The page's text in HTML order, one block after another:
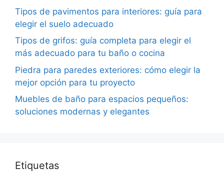
Tipos de pavimentos para interiores: guía para
elegir el suelo adecuado
Tipos de grifos: guía completa para elegir el
más adecuado para tu baño o cocina
Piedra para paredes exteriores: cómo elegir la
mejor opción para tu proyecto
Muebles de baño para espacios pequeños:
soluciones modernas y elegantes
Etiquetas